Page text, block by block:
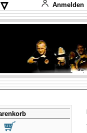
▿
English
Français
Anmelden